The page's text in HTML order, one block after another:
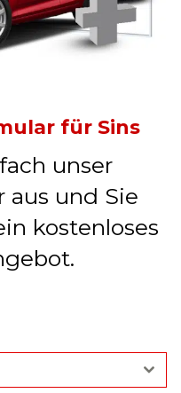
für Sins
unser
aus und Sie
kostenloses